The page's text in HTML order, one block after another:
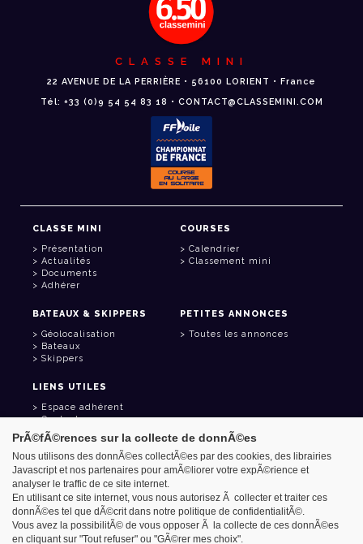
CLASSE MINI
22 AVENUE DE LA PERRIÈRE • 56100 LORIENT • France
Tél: +33 (0)9 54 54 83 18 • CONTACT@CLASSEMINI.COM
CLASSE MINI
Présentation
Actualités
Documents
Adhérer
COURSES
Calendrier
Classement mini
BATEAUX & SKIPPERS
Géolocalisation
Bateaux
Skippers
PETITES ANNONCES
Toutes les annonces
LIENS UTILES
Espace adhérent
Contact
Carnet d'adresses
Goodies
Azimut - Créateur de solutions numériques
Mentions légales
PrÃ©fÃ©rences sur la collecte de donnÃ©es
Nous utilisons des donnÃ©es collectÃ©es par des cookies, des librairies
Javascript et nos partenaires pour amÃ©liorer votre expÃ©rience et
analyser le traffic de ce site internet.
En utilisant ce site internet, vous nous autorisez Ã collecter et traiter ces
donnÃ©es tel que dÃ©crit dans notre politique de confidentialitÃ©.
Vous avez la possibilitÃ© de vous opposer Ã la collecte de ces donnÃ©es
en cliquant sur "Tout refuser" ou "GÃ©rer mes choix".